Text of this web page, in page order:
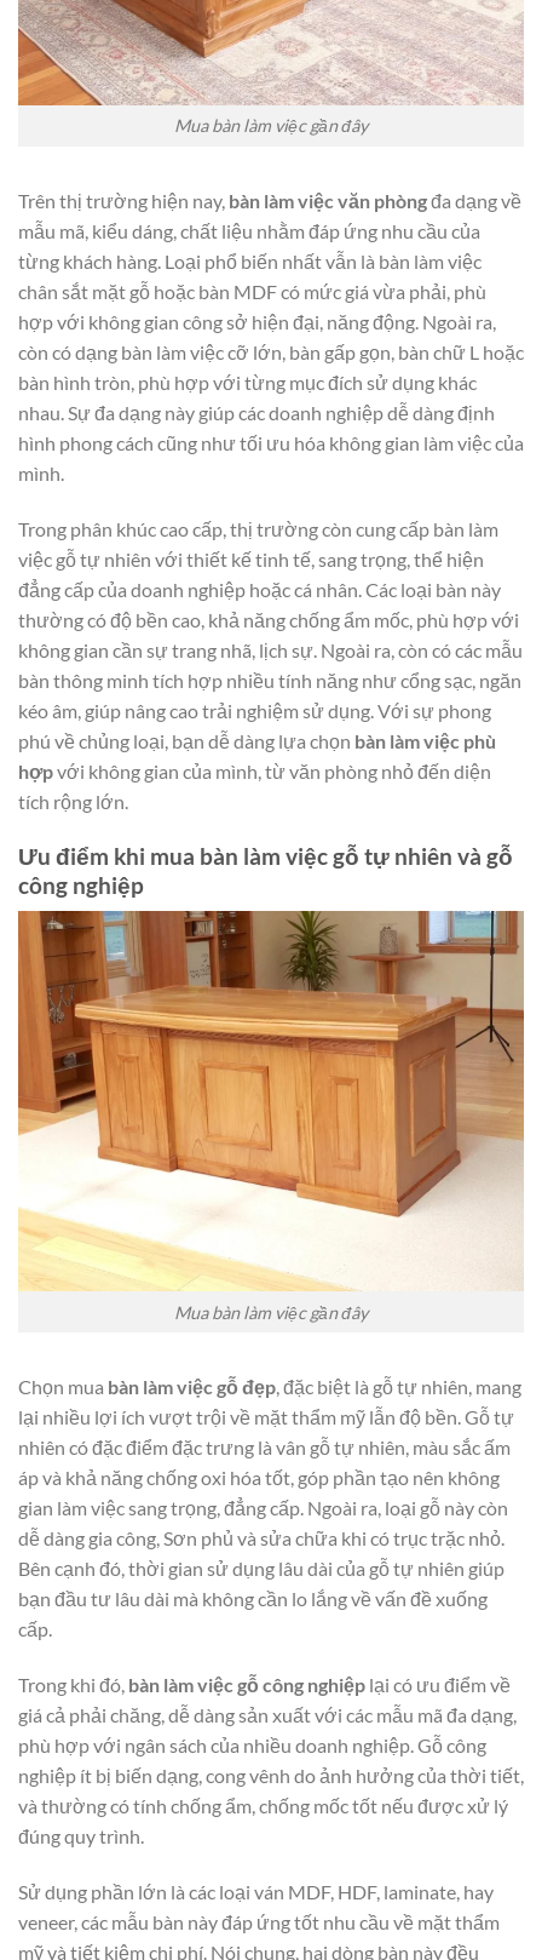
Mua bàn làm việc gần đây
Trên thị trường hiện nay, bàn làm việc văn phòngđa dạng về
mẫu mã, kiểu dáng, chất liệu nhằm đáp ứng nhu cầu của
từng khách hàng. Loại phổ biến nhất vẫn là bàn làm việc
chân sắt mặt gỗ hoặc bàn MDF có mức giá vừa phải, phù
hợp với không gian công sở hiện đại, năng động. Ngoài ra,
còn có dạng bàn làm việc cỡ lớn, bàn gấp gọn, bàn chữ L hoặc
bàn hình tròn, phù hợp với từng mục đích sử dụng khác
nhau. Sự đa dạng này giúp các doanh nghiệp dễ dàng định
hình phong cách cũng như tối ưu hóa không gian làm việc của
mình.
Trong phân khúc cao cấp, thị trường còn cung cấp bàn làm
việc gỗ tự nhiên với thiết kế tinh tế, sang trọng, thể hiện
đẳng cấp của doanh nghiệp hoặc cá nhân. Các loại bàn này
thường có độ bền cao, khả năng chống ẩm mốc, phù hợp với
không gian cần sự trang nhã, lịch sự. Ngoài ra, còn có các mẫu
bàn thông minh tích hợp nhiều tính năng như cổng sạc, ngăn
kéo âm, giúp nâng cao trải nghiệm sử dụng. Với sự phong
phú về chủng loại, bạn dễ dàng lựa chọn bàn làm việc phù
hợpvới không gian của mình, từ văn phòng nhỏ đến diện
tích rộng lớn.
Ưu điểm khi mua bàn làm việc gỗ tự nhiên và gỗ
công nghiệp
Mua bàn làm việc gần đây
Chọn mua bàn làm việc gỗ đẹp, đặc biệt là gỗ tự nhiên, mang
lại nhiều lợi ích vượt trội về mặt thẩm mỹ lẫn độ bền. Gỗ tự
nhiên có đặc điểm đặc trưng là vân gỗ tự nhiên, màu sắc ấm
áp và khả năng chống oxi hóa tốt, góp phần tạo nên không
gian làm việc sang trọng, đẳng cấp. Ngoài ra, loại gỗ này còn
dễ dàng gia công, Sơn phủ và sửa chữa khi có trục trặc nhỏ.
Bên cạnh đó, thời gian sử dụng lâu dài của gỗ tự nhiên giúp
bạn đầu tư lâu dài mà không cần lo lắng về vấn đề xuống
cấp.
Trong khi đó, bàn làm việc gỗ công nghiệp lại có ưu điểm về
giá cả phải chăng, dễ dàng sản xuất với các mẫu mã đa dạng,
phù hợp với ngân sách của nhiều doanh nghiệp. Gỗ công
nghiệp ít bị biến dạng, cong vênh do ảnh hưởng của thời tiết,
và thường có tính chống ẩm, chống mốc tốt nếu được xử lý
đúng quy trình.
Sử dụng phần lớn là các loại ván MDF, HDF, laminate, hay
veneer, các mẫu bàn này đáp ứng tốt nhu cầu về mặt thẩm
mỹ và tiết kiệm chi phí. Nói chung, hai dòng bàn này đều